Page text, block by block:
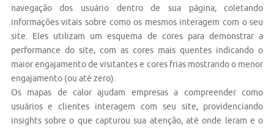
navegação dos usuário dentro de sua página, coletando
informações vitais sobre como os mesmos interagem com o seu
site. Eles utilizam um esquema de cores para demonstrar a
performance do site, com as cores mais quentes indicando o
maior engajamento de visitantes e cores frias mostrando o menor
engajamento (ou até zero).
Os mapas de calor ajudam empresas a compreender como
usuários e clientes interagem com seu site, providenciando
insights sobre o que capturou sua atenção, até onde leram e o